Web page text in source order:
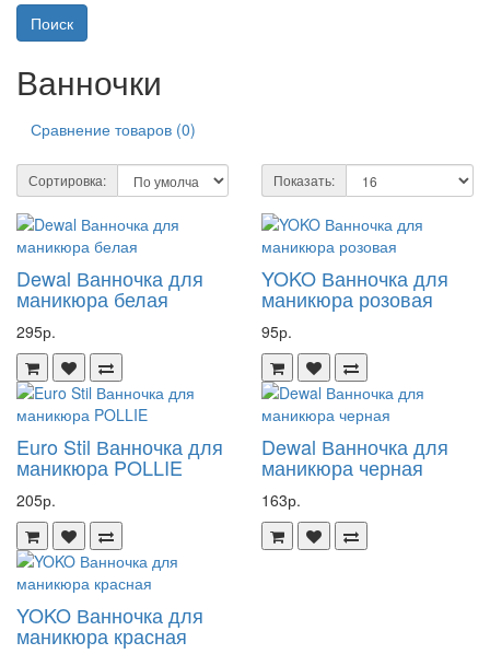
Ванночки
Сравнение товаров (0)
Сортировка: Показать:
Dewal Ванночка для
маникюра белая
295р.
YOKO Ванночка для
маникюра розовая
95р.
Euro Stil Ванночка для
маникюра POLLIE
205р.
Dewal Ванночка для
маникюра черная
163р.
YOKO Ванночка для
маникюра красная